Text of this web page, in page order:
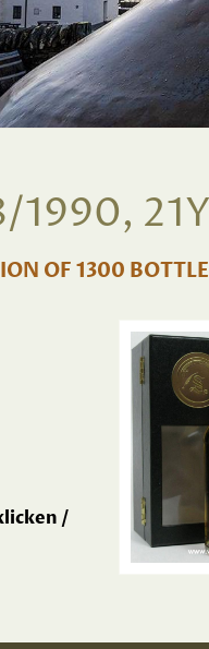
1990,
OF 1300
/